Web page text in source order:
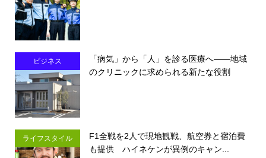
ビジネス
「病気」から「人」を診る医療へ――地域
のクリニックに求められる新たな役割
ライフスタイル
F1全戦を2人で現地観戦、航空券と宿泊費
も提供 ハイネケンが異例のキャン...